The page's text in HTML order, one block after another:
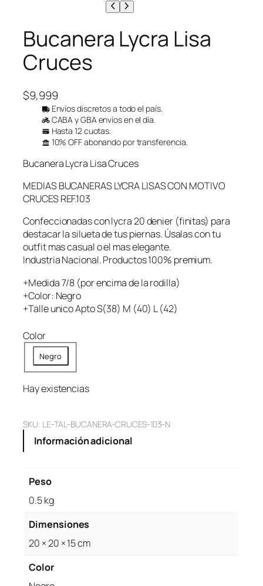
Bucanera Lycra Lisa
Cruces
$9,999
Envíos discretos a todo el país.
CABA y GBA envíos en el día.
Hasta 12 cuotas.
10% OFF abonando por transferencia.
Bucanera Lycra Lisa Cruces
MEDIAS BUCANERAS LYCRA LISAS CON MOTIVO
CRUCES REF.103
Confeccionadas con lycra 20 denier (finitas) para
destacar la silueta de tus piernas. Úsalas con tu
outfit mas casual o el mas elegante.
Industria Nacional. Productos 100% premium.
+Medida 7/8 (por encima de la rodilla)
+Color: Negro
+Talle unico Apto S(38) M (40) L (42)
Color
Negro
Hay existencias
SKU: LE-TAL-BUCANERA-CRUCES-103-N
Información adicional
Peso
0.5 kg
Dimensiones
20 × 20 × 15 cm
Color